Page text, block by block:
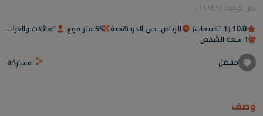
رمز الوحدة (16163)
10.0 (1 تقييمات) الرياض, حي الدريهمية 55 متر مربع
العائلات والعزاب
1 سعة الشخص
مفضل
مشاركة
وصف